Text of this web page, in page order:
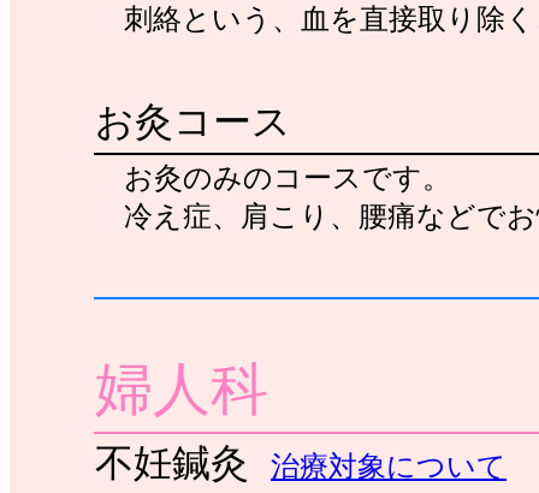
刺絡という、血を直接取り除
お灸コース
お灸のみのコースです。
冷え症、肩こり、腰痛などで
婦人科
不妊鍼灸
治療対象について